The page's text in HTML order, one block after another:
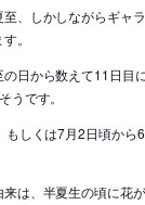
、しかしながらギャ
。
の日から数えて11日目
うです。
もしくは7月2日頃から
は、半夏生の頃に花